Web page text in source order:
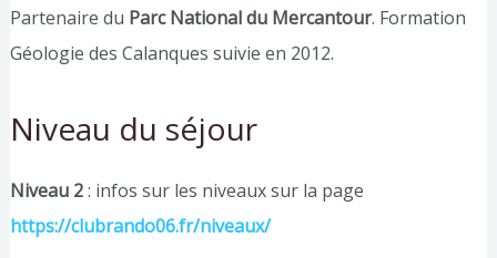
Partenaire du Parc National du Mercantour. Formation
Géologie des Calanques suivie en 2012.
Niveau du séjour
Niveau 2: infos sur les niveaux sur la page
https://clubrando06.fr/niveaux/